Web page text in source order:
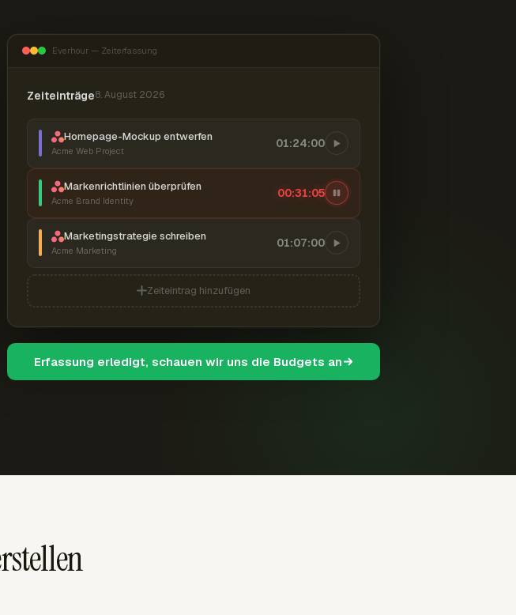
Everhour — Zeiterfassung
Zeiteinträge8. August 2026
Homepage-Mockup entwerfen
Acme Web Project
01:24:00
Markenrichtlinien überprüfen
Acme Brand Identity
00:31:06
Marketingstrategie schreiben
Acme Marketing
01:07:00
Zeiteintrag hinzufügen
Erfassung erledigt, schauen wir uns die Budgets an